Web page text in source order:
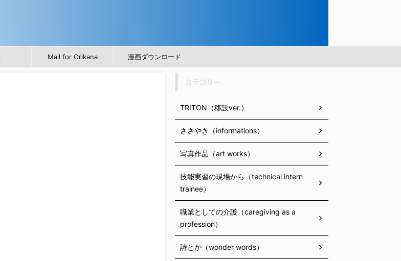
Mail for Orikana 漫画ダウンロード
TRITON（移設ver.）
ささやき（informations）
写真作品（art works）
技能実習の現場から（technical intern
trainee）
職業としての介護（caregiving as a
profession）
詩とか（wonder words）